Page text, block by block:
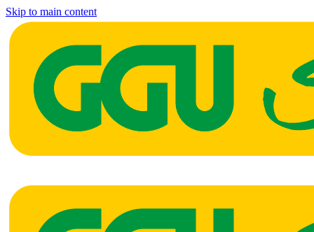
Skip to main content